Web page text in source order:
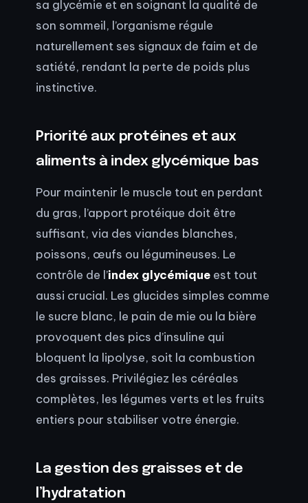
sa glycémie et en soignant la qualité de
son sommeil, l’organisme régule
naturellement ses signaux de faim et de
satiété, rendant la perte de poids plus
instinctive.
Priorité aux protéines et aux
aliments à index glycémique bas
Pour maintenir le muscle tout en perdant
du gras, l’apport protéique doit être
suffisant, via des viandes blanches,
poissons, œufs ou légumineuses. Le
contrôle de l’index glycémique est tout
aussi crucial. Les glucides simples comme
le sucre blanc, le pain de mie ou la bière
provoquent des pics d’insuline qui
bloquent la lipolyse, soit la combustion
des graisses. Privilégiez les céréales
complètes, les légumes verts et les fruits
entiers pour stabiliser votre énergie.
La gestion des graisses et de
l’hydratation